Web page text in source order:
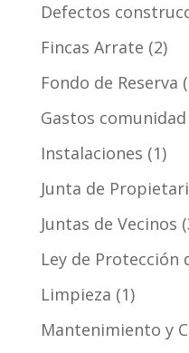
Defectos
Fincas Arrate (2)
Fondo de Reserva
Gastos comunidad
Instalaciones (1)
Junta de
Juntas de Vecinos
Ley de Protección
Limpieza (1)
Mantenimiento y